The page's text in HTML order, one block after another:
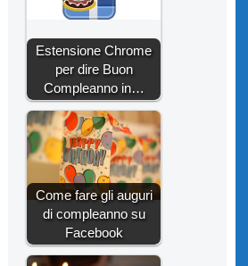
Estensione Chrome
per dire Buon
Compleanno in…
Come fare gli auguri
di compleanno su
Facebook